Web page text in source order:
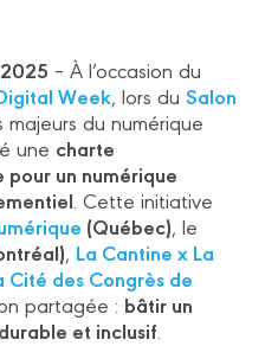
– À l’occasion du
Week, lors du Salon
du numérique
une charte
pour un numérique
. Cette initiative
(Québec), le
, La Cantine x La
Cité des Congrès de
partagée : bâtir un
et inclusif